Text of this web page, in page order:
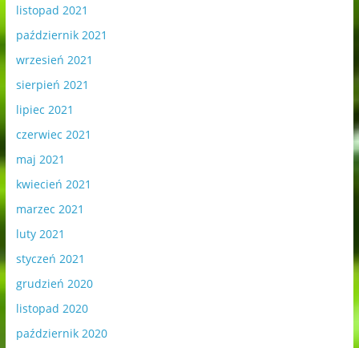
listopad 2021
październik 2021
wrzesień 2021
sierpień 2021
lipiec 2021
czerwiec 2021
maj 2021
kwiecień 2021
marzec 2021
luty 2021
styczeń 2021
grudzień 2020
listopad 2020
październik 2020